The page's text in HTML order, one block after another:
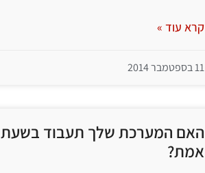
קרא עוד »
11 בספטמבר 2014
האם המערכת שלך תעבוד בשעת
אמת?